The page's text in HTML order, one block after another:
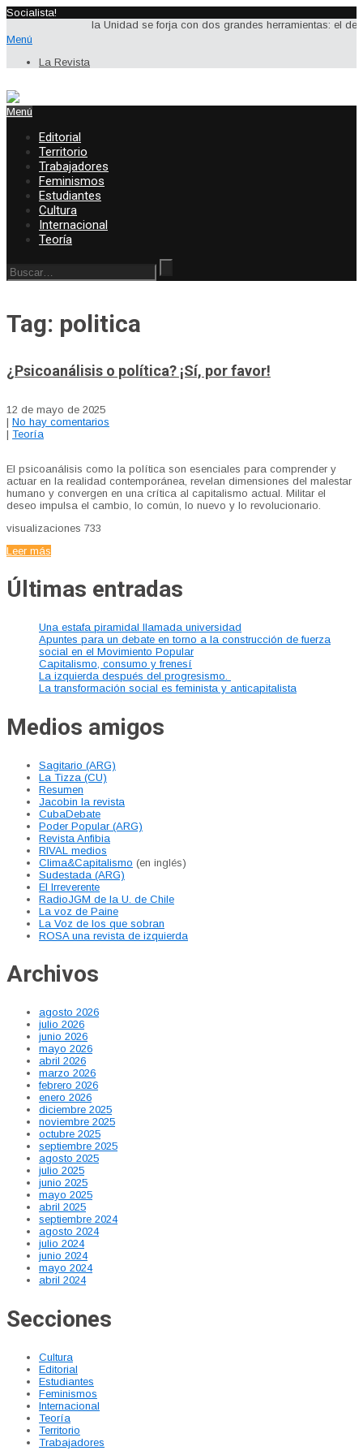
Socialista!
la Unidad se forja con dos grandes herramientas: el
Menú
La Revista
Menú
Editorial
Territorio
Trabajadores
Feminismos
Estudiantes
Cultura
Internacional
Teoría
Tag: politica
¿Psicoanálisis o política? ¡Sí, por favor!
12 de mayo de 2025
| No hay comentarios
| Teoría
El psicoanálisis como la política son esenciales para comprender y
actuar en la realidad contemporánea, revelan dimensiones del malestar
humano y convergen en una crítica al capitalismo actual. Militar el
deseo impulsa el cambio, lo común, lo nuevo y lo revolucionario.
visualizaciones 733
Leer más
Últimas entradas
Una estafa piramidal llamada universidad
Apuntes para un debate en torno a la construcción de fuerza
social en el Movimiento Popular
Capitalismo, consumo y frenesí
La izquierda después del progresismo.
La transformación social es feminista y anticapitalista
Medios amigos
Sagitario (ARG)
La Tizza (CU)
Resumen
Jacobin la revista
CubaDebate
Poder Popular (ARG)
Revista Anfibia
RIVAL medios
Clima&Capitalismo (en inglés)
Sudestada (ARG)
El Irreverente
RadioJGM de la U. de Chile
La voz de Paine
La Voz de los que sobran
ROSA una revista de izquierda
Archivos
agosto 2026
julio 2026
junio 2026
mayo 2026
abril 2026
marzo 2026
febrero 2026
enero 2026
diciembre 2025
noviembre 2025
octubre 2025
septiembre 2025
agosto 2025
julio 2025
junio 2025
mayo 2025
abril 2025
septiembre 2024
agosto 2024
julio 2024
junio 2024
mayo 2024
abril 2024
Secciones
Cultura
Editorial
Estudiantes
Feminismos
Internacional
Teoría
Territorio
Trabajadores